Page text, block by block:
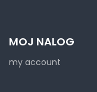
MOJ NALOG
my account